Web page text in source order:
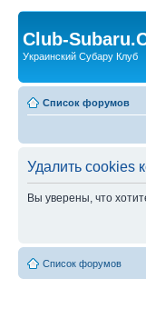
Club-
Украинский Субару Клуб
Список форумов
Удалить cookies
Вы уверены, что
Список форумов